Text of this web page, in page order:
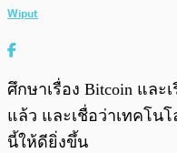
Wiput
ศึกษาเรื่อง Bitcoin และ
แล้ว และเชื่อว่าเทคโน
นี้ให้ดียิ่งขึ้น